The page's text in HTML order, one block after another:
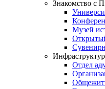
Знакомство с
Музей
Отдел